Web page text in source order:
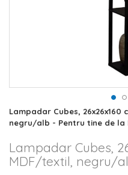
Skip
to
beginning
of
the
Lampadar Cubes, 26x26x160
negru/alb - Pentru tine de la
Lampadar Cubes,
MDF/textil, negru/